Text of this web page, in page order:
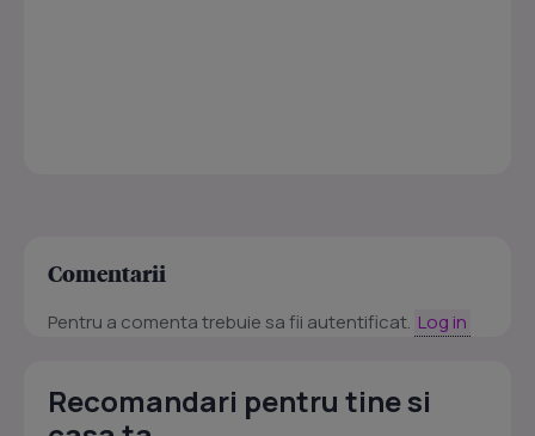
Comentarii
Pentru a comenta trebuie sa fii autentificat. Log in
Recomandari pentru tine si